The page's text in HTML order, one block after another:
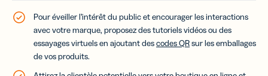
Pour éveiller l’intérêt du public et encourager les interactions
avec votre marque, proposez des tutoriels vidéos ou des
essayages virtuels en ajoutant descodes QRsur les emballages
de vos produits.